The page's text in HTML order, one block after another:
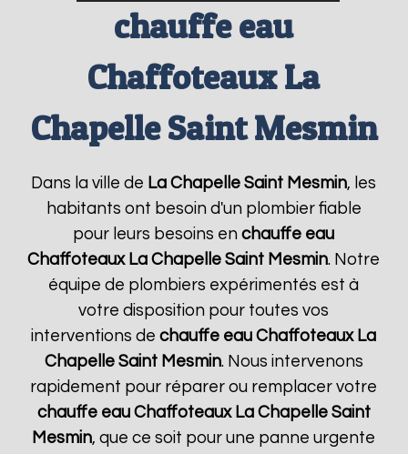
chauffe eau
Chaffoteaux La
Chapelle Saint Mesmin
Dans la ville de La Chapelle Saint Mesmin, les
habitants ont besoin d'un plombier fiable
pour leurs besoins enchauffe eau
Chaffoteaux La Chapelle Saint Mesmin. Notre
équipe de plombiers expérimentés est à
votre disposition pour toutes vos
interventions dechauffe eau Chaffoteaux La
Chapelle Saint Mesmin. Nous intervenons
rapidement pour réparer ou remplacer votre
chauffe eau Chaffoteaux La Chapelle Saint
Mesmin, que ce soit pour une panne urgente